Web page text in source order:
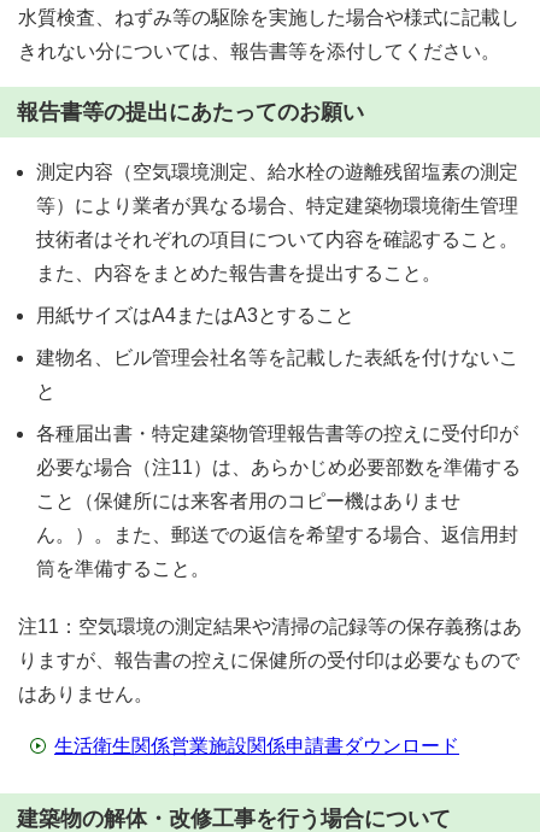
水質検査、ねずみ等の駆除を実施した場合や様式に記載し
きれない分については、報告書等を添付してください。
報告書等の提出にあたってのお願い
測定内容（空気環境測定、給水栓の遊離残留塩素の測定
等）により業者が異なる場合、特定建築物環境衛生管理
技術者はそれぞれの項目について内容を確認すること。
また、内容をまとめた報告書を提出すること。
用紙サイズはA4またはA3とすること
建物名、ビル管理会社名等を記載した表紙を付けないこ
と
各種届出書・特定建築物管理報告書等の控えに受付印が
必要な場合（注11）は、あらかじめ必要部数を準備する
こと（保健所には来客者用のコピー機はありませ
ん。）。また、郵送での返信を希望する場合、返信用封
筒を準備すること。
注11：空気環境の測定結果や清掃の記録等の保存義務はあ
りますが、報告書の控えに保健所の受付印は必要なもので
はありません。
生活衛生関係営業施設関係申請書ダウンロード
建築物の解体・改修工事を行う場合について